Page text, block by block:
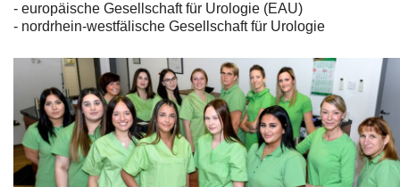
- europäische Gesellschaft für Urologie (EAU)
- nordrhein-westfälische Gesellschaft für Urologie